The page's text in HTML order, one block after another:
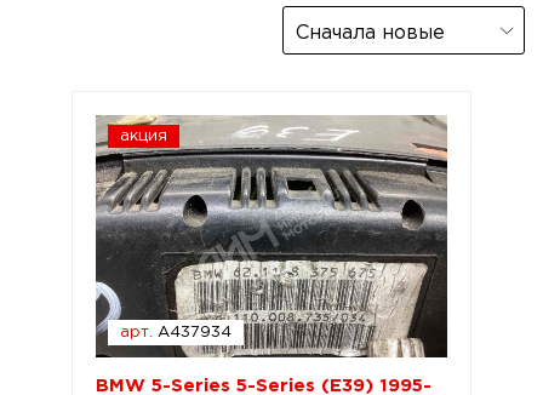
Сначала новые
акция
арт. A437934
BMW 5-Series 5-Series (E39) 1995-